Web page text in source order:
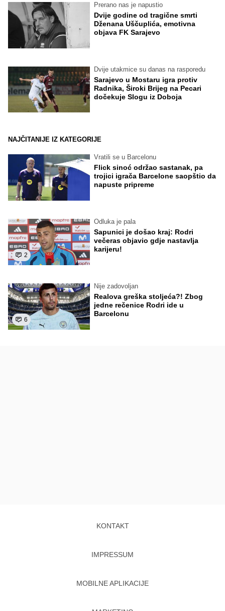
Prerano nas je napustio
Dvije godine od tragične smrti
Dženana Uščuplića, emotivna
objava FK Sarajevo
Dvije utakmice su danas na rasporedu
Sarajevo u Mostaru igra protiv
Radnika, Široki Brijeg na Pecari
dočekuje Slogu iz Doboja
NAJČITANIJE IZ KATEGORIJE
Vratili se u Barcelonu
Flick sinoć održao sastanak, pa
trojici igrača Barcelone saopštio da
napuste pripreme
2
Odluka je pala
Sapunici je došao kraj: Rodri
večeras objavio gdje nastavlja
karijeru!
6
Nije zadovoljan
Realova greška stoljeća?! Zbog
jedne rečenice Rodri ide u
Barcelonu
KONTAKT
IMPRESSUM
MOBILNE APLIKACIJE